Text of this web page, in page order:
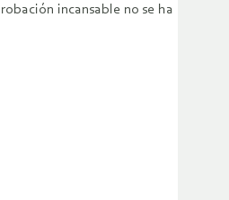
incansable no se ha